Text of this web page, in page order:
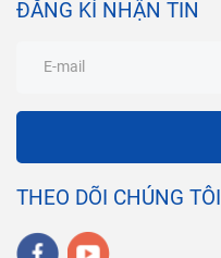
ĐĂNG KÍ NHẬN TIN
THEO DÕI CHÚNG TÔI